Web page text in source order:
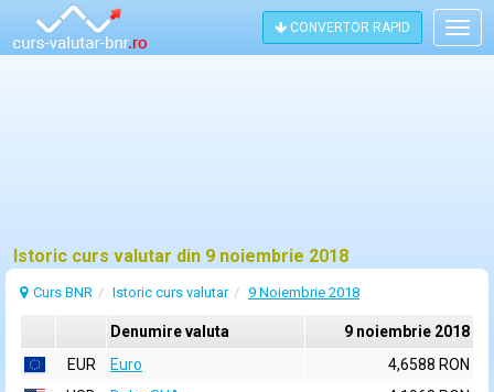
CONVERTOR RAPID
Istoric curs valutar din 9 noiembrie 2018
Curs BNR Istoric curs valutar 9 Noiembrie 2018
Denumire valuta
9 noiembrie 2018
EUR
Euro
4,6588 RON